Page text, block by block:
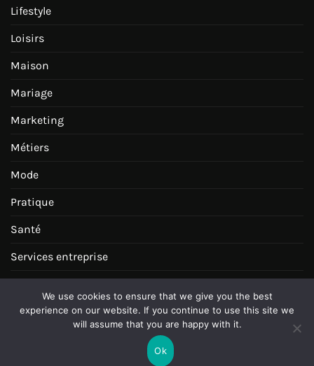
Lifestyle
Loisirs
Maison
Mariage
Marketing
Métiers
Mode
Pratique
Santé
Services entreprise
Transports
We use cookies to ensure that we give you the best
experience on our website. If you continue to use this site we
will assume that you are happy with it.
Ok